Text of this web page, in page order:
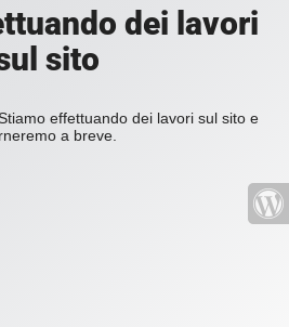
dei lavori
sito
effettuando dei lavori sul sito e
a breve.